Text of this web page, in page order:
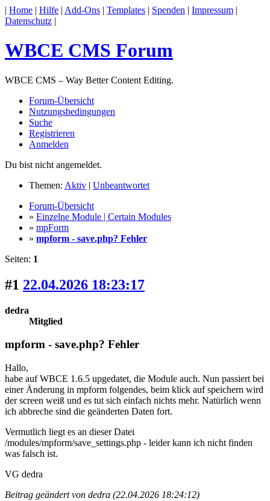
| Home | Hilfe | Add-Ons | Templates | Spenden | Impressum |
Datenschutz |
WBCE CMS Forum
WBCE CMS – Way Better Content Editing.
Forum-Übersicht
Nutzungsbedingungen
Suche
Registrieren
Anmelden
Du bist nicht angemeldet.
Themen: Aktiv | Unbeantwortet
Forum-Übersicht
» Einzelne Module | Certain Modules
» mpForm
» mpform - save.php? Fehler
Seiten: 1
#1 22.04.2026 18:23:17
dedra
Mitglied
mpform - save.php? Fehler
Hallo,
habe auf WBCE 1.6.5 upgedatet, die Module auch. Nun passiert bei
einer Änderung in mpform folgendes, beim klick auf speichern wird
der screen weiß und es tut sich einfach nichts mehr. Natürlich wenn
ich abbreche sind die geänderten Daten fort.
Vermutlich liegt es an dieser Datei
/modules/mpform/save_settings.php - leider kann ich nicht finden
was falsch ist.
VG dedra
Beitrag geändert von dedra (22.04.2026 18:24:12)